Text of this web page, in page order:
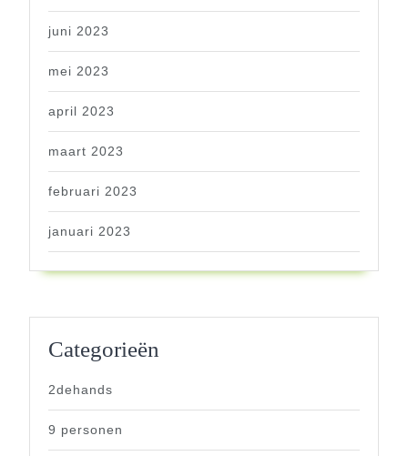
juni 2023
mei 2023
april 2023
maart 2023
februari 2023
januari 2023
Categorieën
2dehands
9 personen